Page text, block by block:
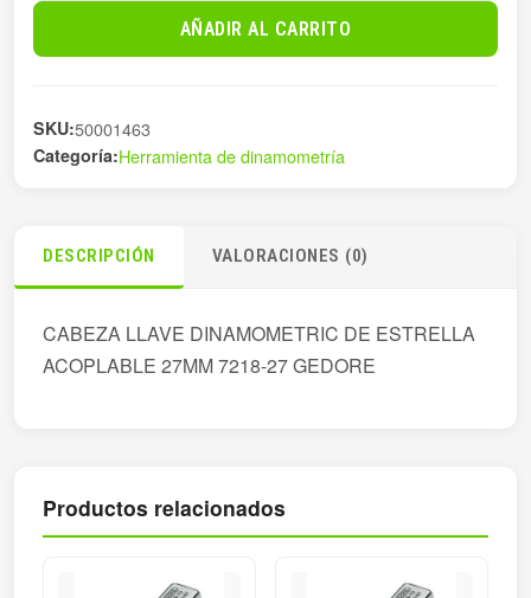
LLAVE
DINAMOMETRIC
cantidad
AÑADIR AL CARRITO
SKU:50001463
Categoría:Herramienta de dinamometría
DESCRIPCIÓN VALORACIONES (0)
CABEZA LLAVE DINAMOMETRIC DE ESTRELLA
ACOPLABLE 27MM 7218-27 GEDORE
Productos relacionados